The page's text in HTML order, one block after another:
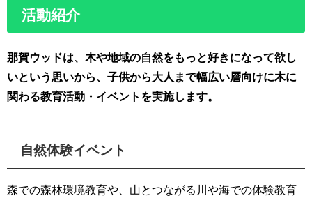
活動紹介
那賀ウッドは、木や地域の自然をもっと好きになって欲し
いという思いから、子供から大人まで幅広い層向けに木に
関わる教育活動・イベントを実施します。
自然体験イベント
森での森林環境教育や、山とつながる川や海での体験教育